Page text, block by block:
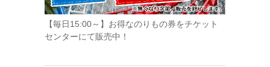
【毎日15:00～】お得なのりもの券をチケット
センターにて販売中！